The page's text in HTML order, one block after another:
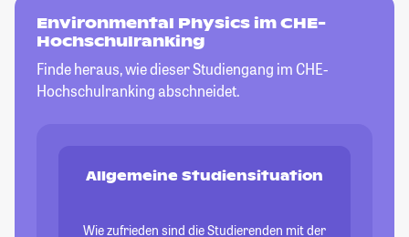
Environmental Physics im CHE-
Hochschulranking
Finde heraus, wie dieser Studiengang im CHE-
Hochschulranking abschneidet.
Allgemeine Studiensituation
Wie zufrieden sind die Studierenden mit der